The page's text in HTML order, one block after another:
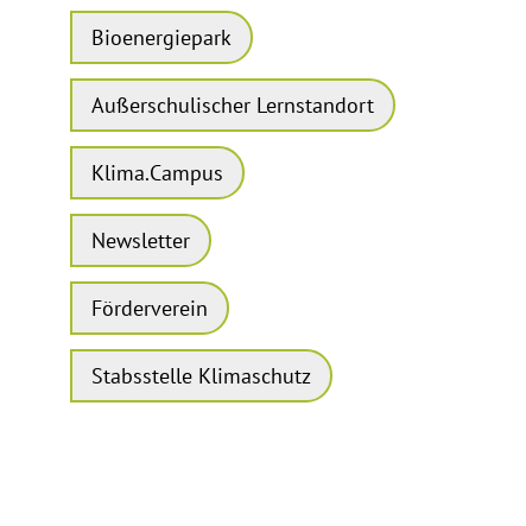
Bioenergiepark
Außerschulischer Lernstandort
Klima.Campus
Newsletter
Förderverein
Stabsstelle Klimaschutz